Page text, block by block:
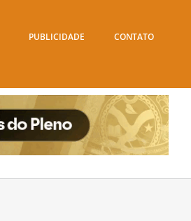
PUBLICIDADE CONTATO